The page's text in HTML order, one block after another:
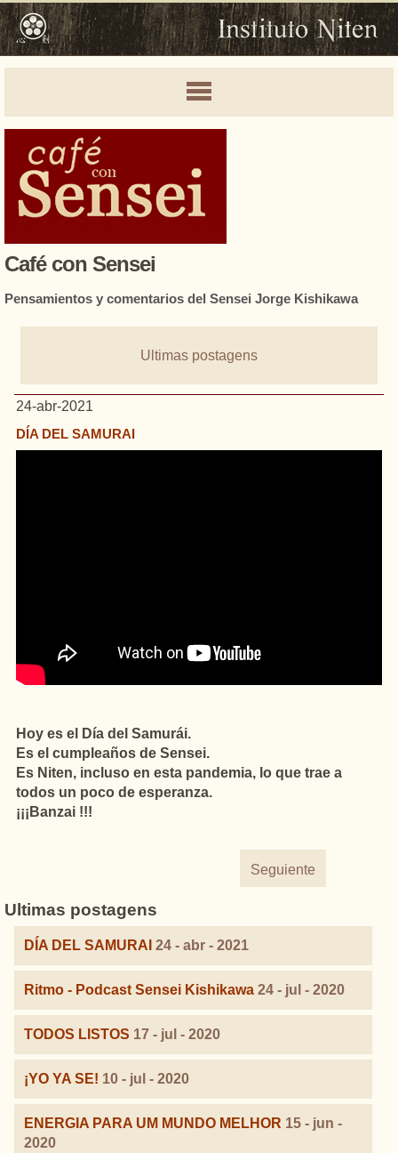
Café con Sensei
Pensamientos y comentarios del Sensei Jorge Kishikawa
Ultimas postagens
24-abr-2021
DÍA DEL SAMURAI
Hoy es el Día del Samurái.
Es el cumpleaños de Sensei.
Es Niten, incluso en esta pandemia, lo que trae a
todos un poco de esperanza.
¡¡¡Banzai !!!
Seguiente
Ultimas postagens
DÍA DEL SAMURAI 24 - abr - 2021
Ritmo - Podcast Sensei Kishikawa 24 - jul - 2020
TODOS LISTOS 17 - jul - 2020
¡YO YA SE! 10 - jul - 2020
ENERGIA PARA UM MUNDO MELHOR 15 - jun -
2020